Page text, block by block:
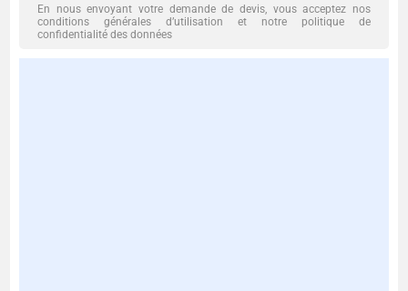
En nous envoyant votre demande de devis, vous acceptez nos
conditions générales d’utilisation et notre politique de
confidentialité des données